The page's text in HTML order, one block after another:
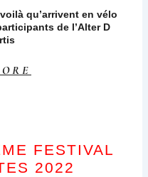
qu’arrivent en vélo
de l’Alter D
FESTIVAL
2022